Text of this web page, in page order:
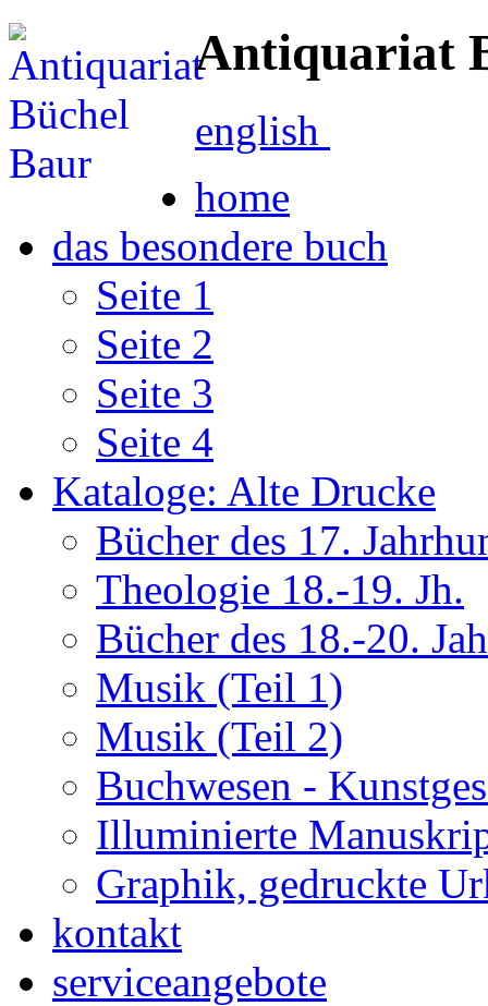
Antiquariat
english
home
das besondere buch
Seite 1
Seite 2
Seite 3
Seite 4
Kataloge: Alte Drucke
Bücher des 17.
Theologie 18.-19. Jh.
Bücher des 18.-20.
Musik (Teil 1)
Musik (Teil 2)
Buchwesen -
Illuminierte
Graphik, gedruckte
kontakt
serviceangebote